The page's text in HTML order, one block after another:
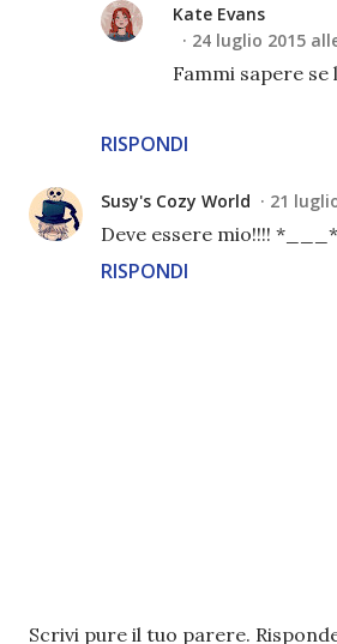
RISPONDI
Kate Evans
24 luglio 2015
Fammi sapere
Susy's Cozy World 21
Deve essere mio!!!! *___*
RISPONDI
P
Scrivi pure il tuo parere.